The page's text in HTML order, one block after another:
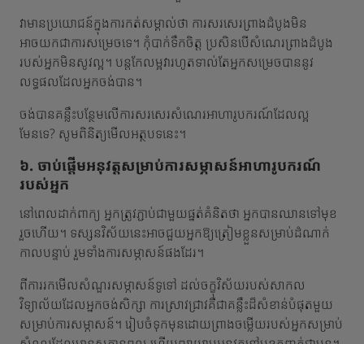
វាមានប្រយោជន៍ក្នុងការកត់សម្គាល់ថា ការសរសេរព្រាងដំបូងមិន
អាចយកជាការសម្រេចទេ។ កុំបាក់ទឹកចិត្ត ប្រសិនបើសំណេរព្រាងដំបូង
របស់អ្នកមិនសូវល្អ។ បន្តកែលម្អវារហូតទាល់តែអ្នកសម្រេចបាននូវ
លទ្ធផលដែលអ្នកចង់បាន។
ចង់បានគន្លឹះបន្ថែមលើការសរសេរសំណេរអាហារូបករណ៍ដែលល្អ
មែនទេ? សូមពិនិត្យមើលអត្ថបទនេះ។
៦. ចាប់ផ្តើមអនុវត្តសម្រាប់ការសម្ភាសន៍អាហារូបករណ៍
របស់អ្នក
នៅពេលដាក់ពាក្យ អ្នកត្រូវភ្ជាប់ជាមួយផ្នត់គំនិតថា អ្នកបានឈានទៅមុខ
រួចហើយ។ ទស្សនវិស័យនេះអាចជួយអ្នកឱ្យត្រៀមខ្លួនសម្រាប់ដំណាក់
កាលបន្ទាប់ រួមទាំងការសម្ភាសន៍ផងដែរ។
ពីការរកមើលសំណួរសម្ភាសន៍ទូទៅ ដល់ចក្ខុវិស័យរបស់សាកល
វិទ្យាល័យដែលអ្នកចង់សិក្សា ការស្រាវជ្រាវគឺជាគន្លឹះដ៏សំខាន់បំផុតមួយ
សម្រាប់ការសម្ភាសន៍។ រៀបចំទុកមុនដោយព្រាងចម្លើយរបស់អ្នកសម្រាប់